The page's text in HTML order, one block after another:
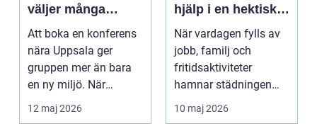
väljer många
naturen utanför
stan
Att boka en konferens
nära Uppsala ger
gruppen mer än bara
en ny miljö. När
m&ou...
12 maj 2026
hjälp i en hektisk
vardag
När vardagen fylls av
jobb, familj och
fritidsaktiviteter
hamnar städningen
lätt längst ner på
lista...
10 maj 2026